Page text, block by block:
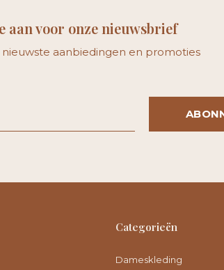
aan voor onze nieuwsbrief
aanbiedingen en promoties
Categorieën
Dameskleding